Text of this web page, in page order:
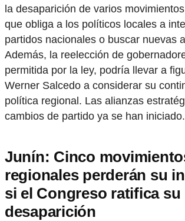
la desaparición de varios
que obliga a los políticos locales a
partidos nacionales o buscar nuevas
Además, la reelección de
permitida por la ley, podría llevar a
Werner Salcedo a considerar su
política regional. Las alianzas
cambios de partido ya se han iniciado.
Junín: Cinco
regionales perderán su
si el Congreso ratifica su
desaparición